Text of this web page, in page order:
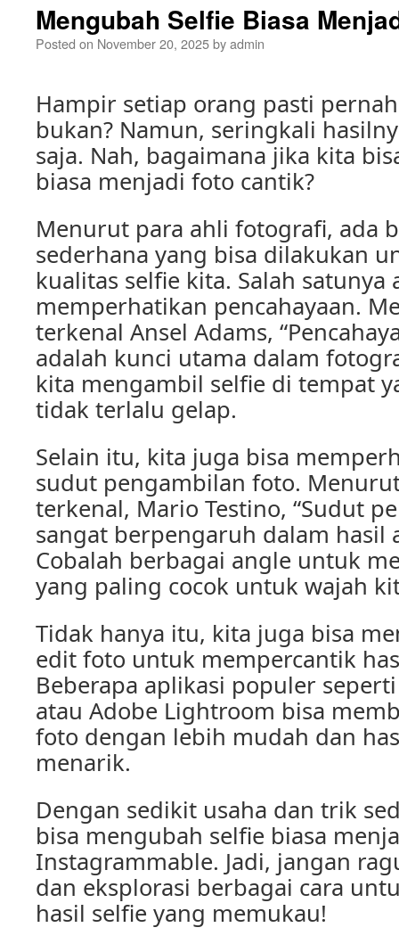
Mengubah Selfie Biasa
Posted on November 20, 2025byadmin
Hampir setiap orang pasti
bukan? Namun, seringkali
saja. Nah, bagaimana jika kita
biasa menjadi foto cantik?
Menurut para ahli fotografi, ada
sederhana yang bisa dilakukan
kualitas selfie kita. Salah satunya
memperhatikan pencahayaan.
terkenal Ansel Adams,
adalah kunci utama dalam
kita mengambil selfie di tempat
tidak terlalu gelap.
Selain itu, kita juga bisa
sudut pengambilan foto.
terkenal, Mario Testino, “Sudut
sangat berpengaruh dalam hasil
Cobalah berbagai angle untuk
yang paling cocok untuk wajah
Tidak hanya itu, kita juga bisa
edit foto untuk mempercantik
Beberapa aplikasi populer seperti
atau Adobe Lightroom bisa
foto dengan lebih mudah dan
menarik.
Dengan sedikit usaha dan trik
bisa mengubah selfie biasa
Instagrammable. Jadi, jangan
dan eksplorasi berbagai cara
hasil selfie yang memukau!